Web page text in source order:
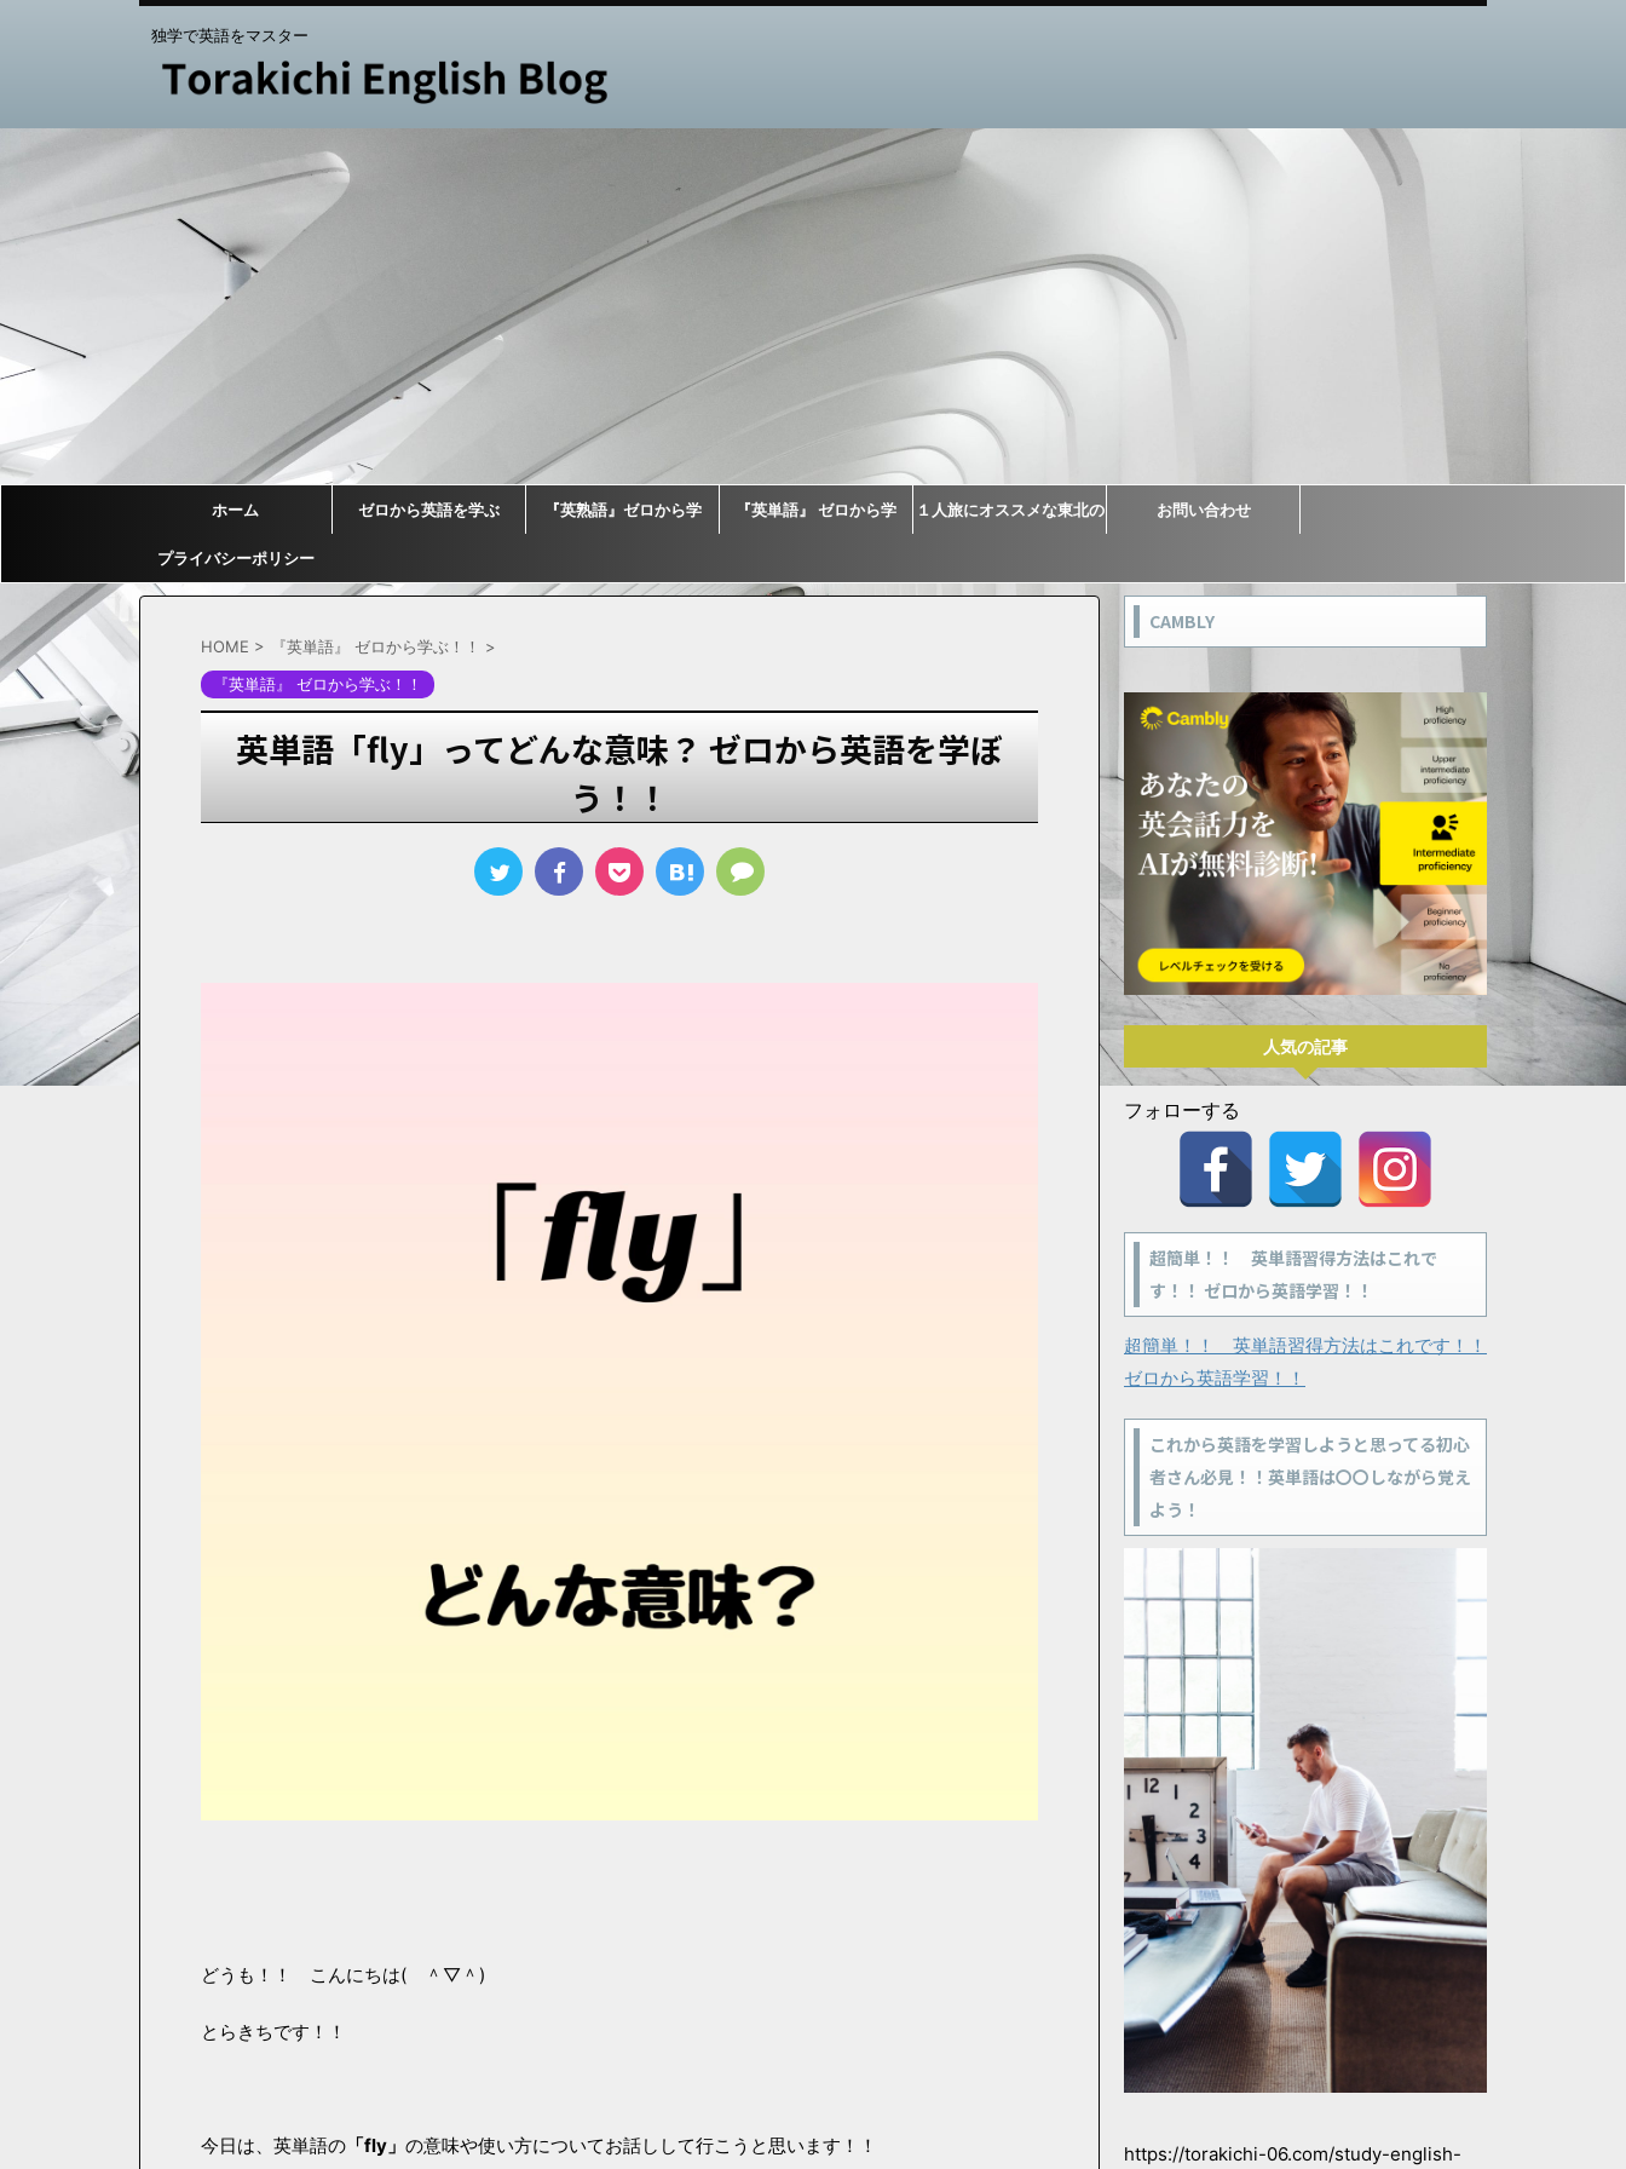
独学で英語をマスター
ホーム ゼロから英語を学ぶ 『英熟語』ゼロから学 『英単語』 ゼロから学 １人旅にオススメな東北の お問い合わせ
プライバシーポリシー
HOME > 『英単語』 ゼロから学ぶ！！
>
『英単語』 ゼロから学ぶ！！
英単語「fly」ってどんな意味？ ゼロから英語を学ぼ
う！！
どうも！！ こんにちは( ＾▽＾)
とらきちです！！
今日は、英単語の 「fly」 の意味や使い方についてお話しして行こうと思います！！
CAMBLY
人気の記事
フォローする
超簡単！！ 英単語習得方法はこれで
す！！ ゼロから英語学習！！
超簡単！！ 英単語習得方法はこれです！！
ゼロから英語学習！！
これから英語を学習しようと思ってる初心
者さん必見！！英単語は〇〇しながら覚え
よう！
https://torakichi-06.com/study-english-